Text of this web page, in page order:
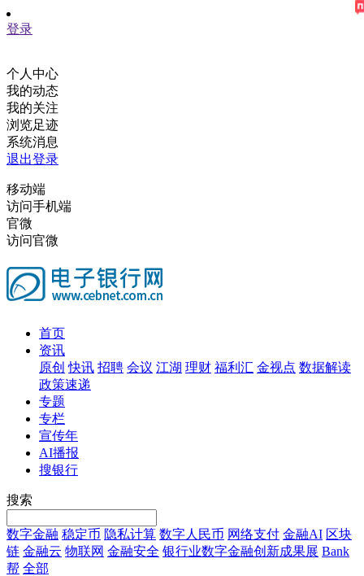
登录
个人中心
我的动态
我的关注
浏览足迹
系统消息
退出登录
移动端
访问手机端
官微
访问官微
首页
资讯
原创 快讯 招聘 会议 江湖 理财 福利汇 金视点 数据解读
政策速递
专题
专栏
宣传年
AI播报
搜银行
搜索
数字金融 稳定币 隐私计算 数字人民币 网络支付 金融AI 区块
链 金融云 物联网 金融安全 银行业数字金融创新成果展 Bank
帮 全部